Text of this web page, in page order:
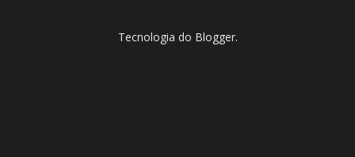
Tecnologia do Blogger.